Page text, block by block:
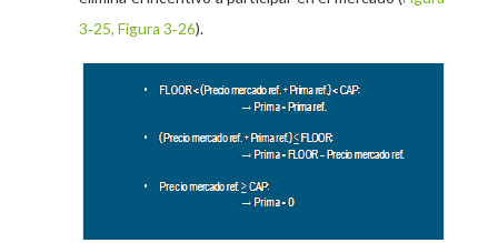
3‑25, Figura 3‑26).